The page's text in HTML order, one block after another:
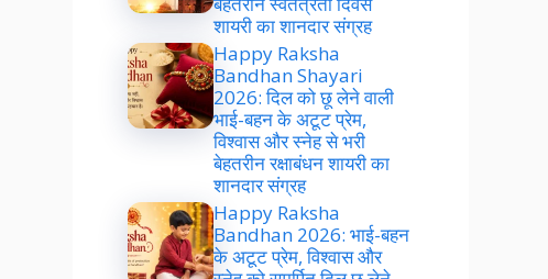
शायरी का शानदार संग्रह
Happy Raksha
Bandhan Shayari
2026: दिल को छू लेने वाली
भाई-बहन के अटूट प्रेम,
विश्वास और स्नेह से भरी
बेहतरीन रक्षाबंधन शायरी का
शानदार संग्रह
Happy Raksha
Bandhan 2026: भाई-बहन
के अटूट प्रेम, विश्वास और